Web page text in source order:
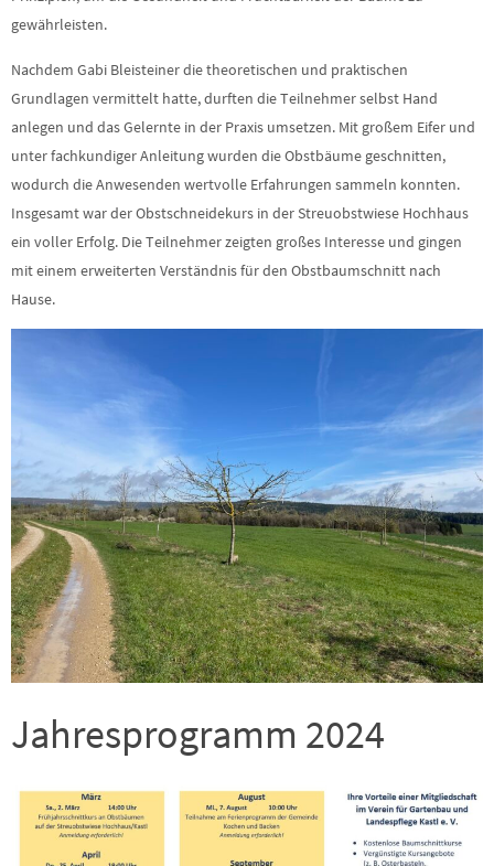
gewährleisten.
Nachdem Gabi Bleisteiner die theoretischen und praktischen
Grundlagen vermittelt hatte, durften die Teilnehmer selbst Hand
anlegen und das Gelernte in der Praxis umsetzen. Mit großem Eifer und
unter fachkundiger Anleitung wurden die Obstbäume geschnitten,
wodurch die Anwesenden wertvolle Erfahrungen sammeln konnten.
Insgesamt war der Obstschneidekurs in der Streuobstwiese Hochhaus
ein voller Erfolg. Die Teilnehmer zeigten großes Interesse und gingen
mit einem erweiterten Verständnis für den Obstbaumschnitt nach
Hause.
Jahresprogramm 2024